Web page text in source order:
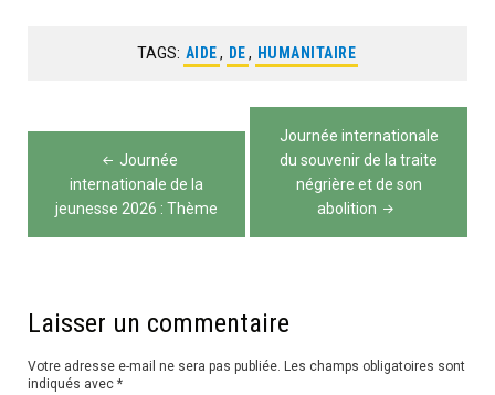
TAGS: AIDE, DE, HUMANITAIRE
Navigation
l’article
Journée
internationale de la
jeunesse 2026 : Thème
Journée internationale
du souvenir de la traite
négrière et de son
abolition
Laisser un commentaire
Votre adresse e-mail ne sera pas publiée. Les champs obligatoires sont
indiqués avec *